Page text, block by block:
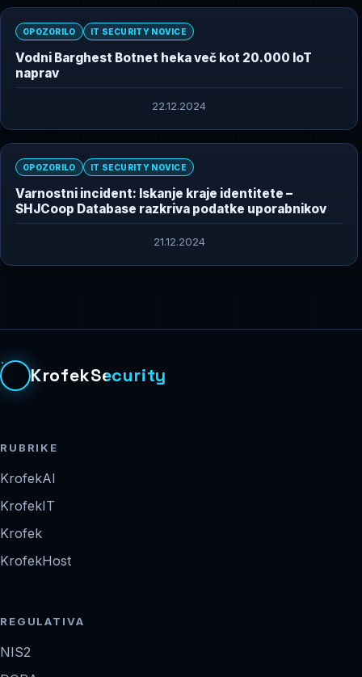
OPOZORILO IT SECURITY NOVICE
Vodni Barghest Botnet heka več kot 20.000 IoT
naprav
22.12.2024
OPOZORILO IT SECURITY NOVICE
Varnostni incident: Iskanje kraje identitete –
SHJCoop Database razkriva podatke uporabnikov
21.12.2024
KrofekSecurity
RUBRIKE
KrofekAI
KrofekIT
Krofek
KrofekHost
REGULATIVA
NIS2